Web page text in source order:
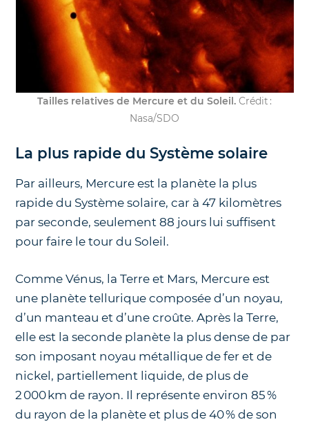
Tailles relatives de Mercure et du Soleil. Crédit :
Nasa/SDO
La plus rapide du Système solaire
Par ailleurs, Mercure est la planète la plus
rapide du Système solaire, car à 47 kilomètres
par seconde, seulement 88 jours lui suffisent
pour faire le tour du Soleil.
Comme Vénus, la Terre et Mars, Mercure est
une planète tellurique composée d’un noyau,
d’un manteau et d’une croûte. Après la Terre,
elle est la seconde planète la plus dense de par
son imposant noyau métallique de fer et de
nickel, partiellement liquide, de plus de
2 000 km de rayon. Il représente environ 85 %
du rayon de la planète et plus de 40 % de son